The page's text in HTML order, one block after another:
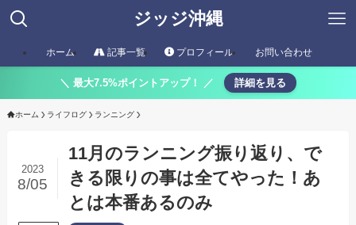
ジッジ沖縄
ホーム 記事一覧 プロフィール お問い合わせ
＼ 最大7.5%ポイントアップ！ ／ 詳細を見る
ホーム ライフログ ランニング
11月のランニング振り返り、で
きる限りの事は全てやった！あ
とは本番あるのみ
2023
8/05